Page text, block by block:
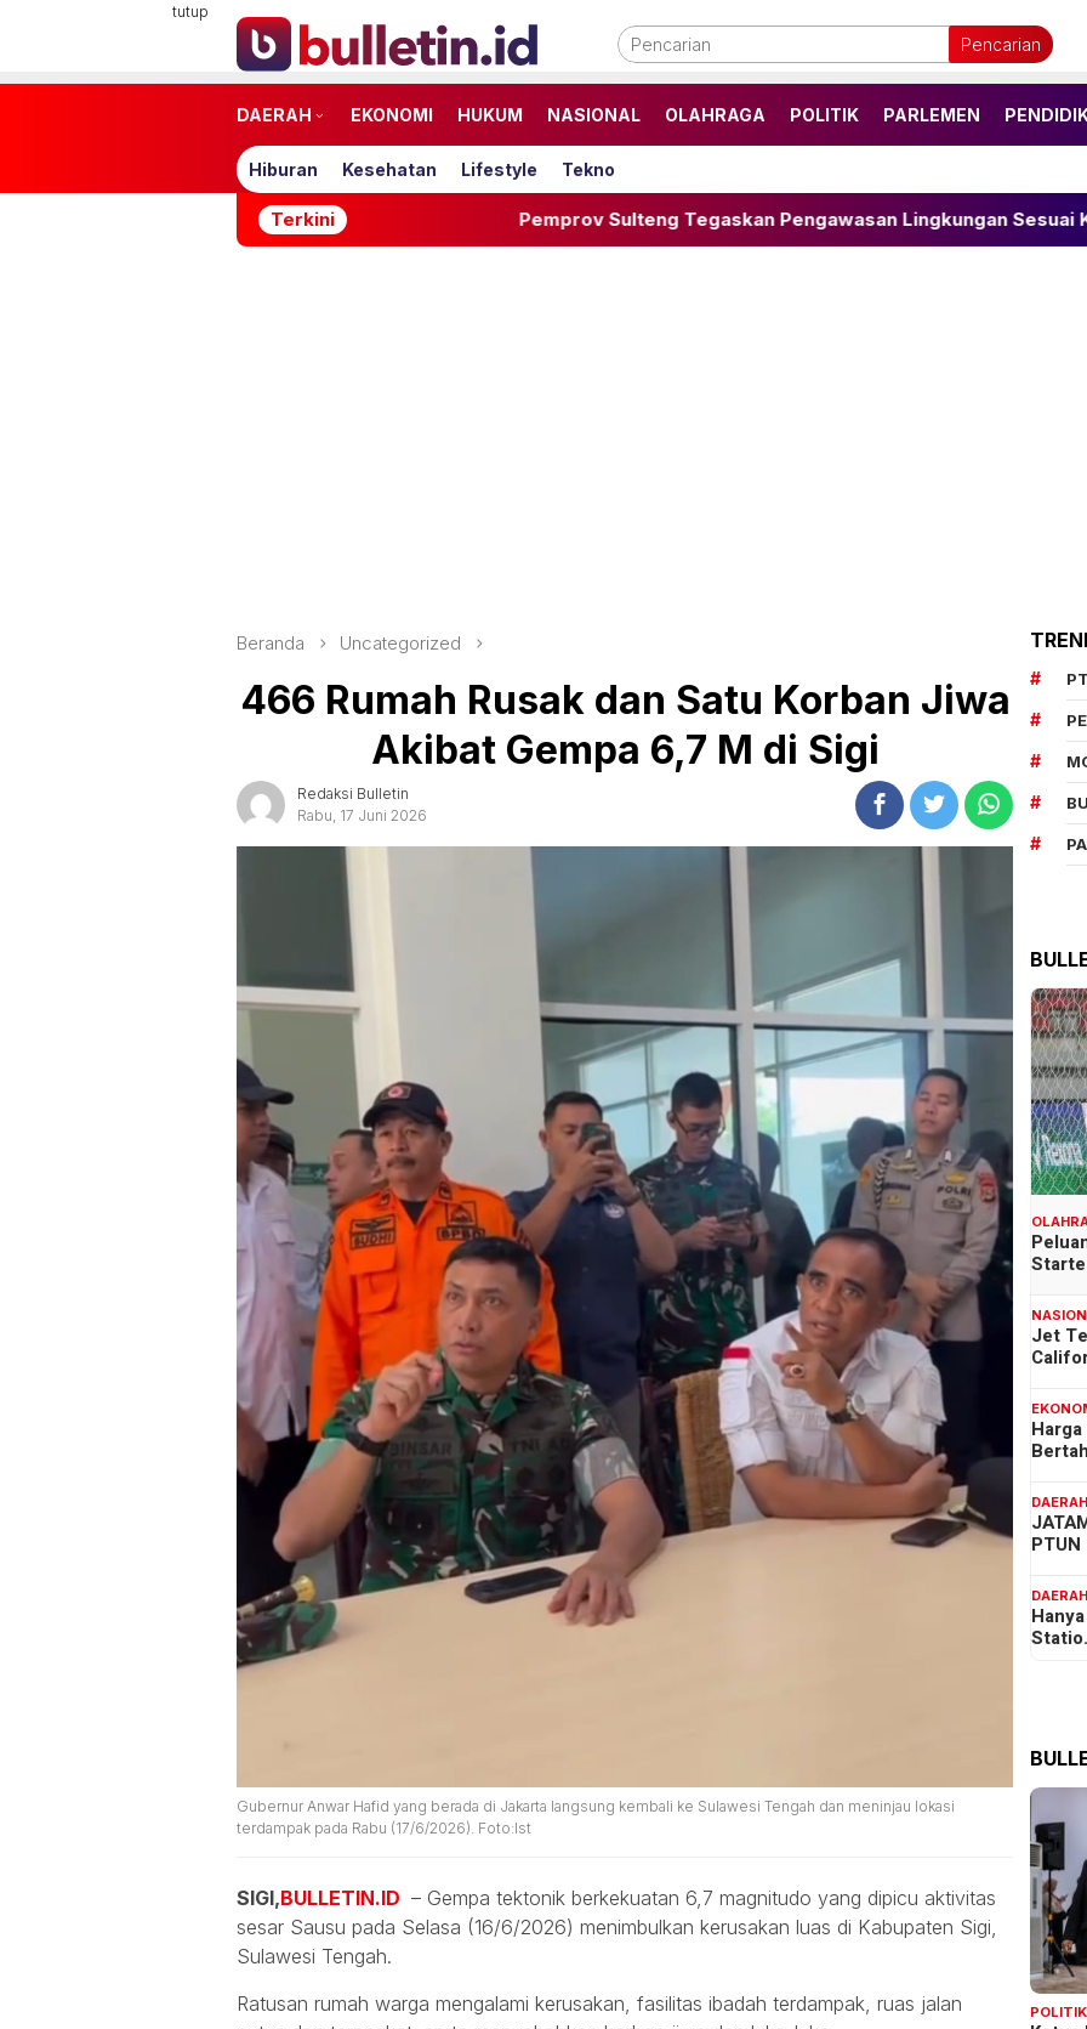
tutup
Pencarian
DAERAH EKONOMI HUKUM NASIONAL OLAHRAGA POLITIK PARLEMEN
Hiburan Kesehatan Lifestyle Tekno
Terkini Pemprov Sulteng Tegaskan Pengawasan Lingkungan Sesuai Kewenangan,
Beranda Uncategorized
466 Rumah Rusak dan Satu Korban Jiwa
Akibat Gempa 6,7 M di Sigi
Redaksi Bulletin
Rabu, 17 Juni 2026
Gubernur Anwar Hafid yang berada di Jakarta langsung kembali ke Sulawesi Tengah dan meninjau lokasi
terdampak pada Rabu (17/6/2026). Foto:Ist
SIGI,BULLETIN.ID – Gempa tektonik berkekuatan 6,7 magnitudo yang dipicu aktivitas
sesar Sausu pada Selasa (16/6/2026) menimbulkan kerusakan luas di Kabupaten Sigi,
Sulawesi Tengah.
Ratusan rumah warga mengalami kerusakan, fasilitas ibadah terdampak, ruas jalan
Jet
POLITIK